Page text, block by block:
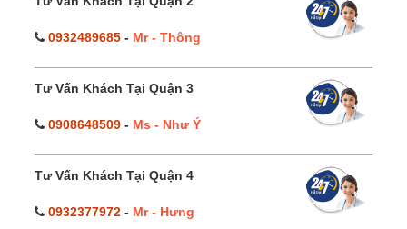
0932489685 - Mr - Thông
Tư Vấn Khách Tại Quận 3
0908648509 - Ms - Như Ý
Tư Vấn Khách Tại Quận 4
0932377972 - Mr - Hưng